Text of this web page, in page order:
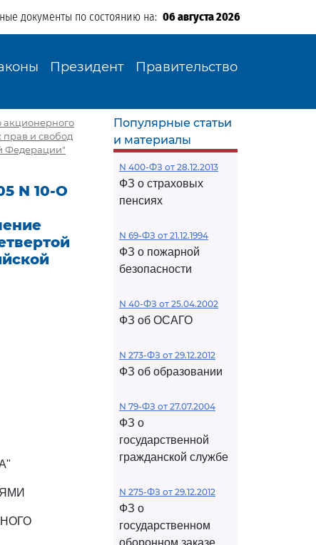
документы по состоянию на: 06 августа 2026
Президент Правительство
акционерного
и свобод
Федерации"
N 10-О
Популярные статьи
и материалы
N 400-ФЗ от 28.12.2013
ФЗ о страховых
пенсиях
N 69-ФЗ от 21.12.1994
ФЗ о пожарной
безопасности
N 40-ФЗ от 25.04.2002
ФЗ об ОСАГО
N 273-ФЗ от 29.12.2012
ФЗ об образовании
N 79-ФЗ от 27.07.2004
ФЗ о
государственной
гражданской службе
N 275-ФЗ от 29.12.2012
ФЗ о
государственном
оборонном заказе